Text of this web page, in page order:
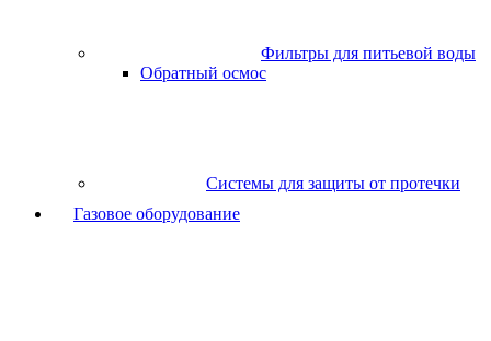
Фильтры для питьевой воды
Обратный осмос
Системы для защиты от протечки
Газовое оборудование